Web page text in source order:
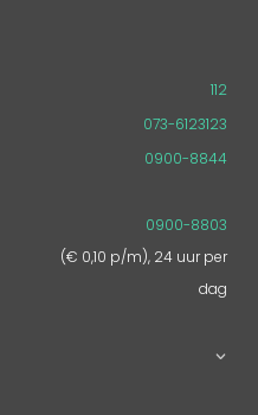
112
073-6123123
0900-8844
0900-8803
(€ 0,10 p/m), 24 uur per
dag